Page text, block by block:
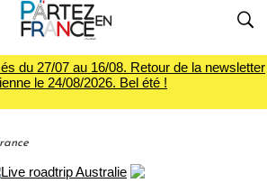
du 27/07 au 16/08. Retour de la newsletter
le 24/08/2026. Bel été !